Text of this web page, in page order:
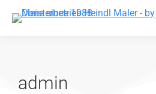
admin